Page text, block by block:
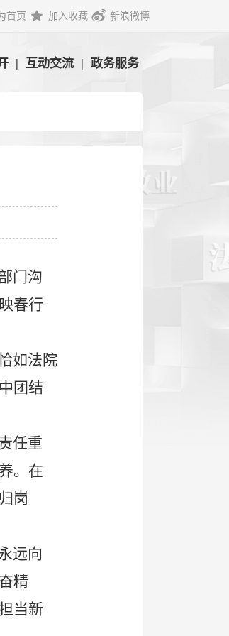
首页 加入收藏 新浪微博
| 互动交流 | 政务服务
门沟
春行
如法院
团结
任重
。在
岗
远向
精
当新